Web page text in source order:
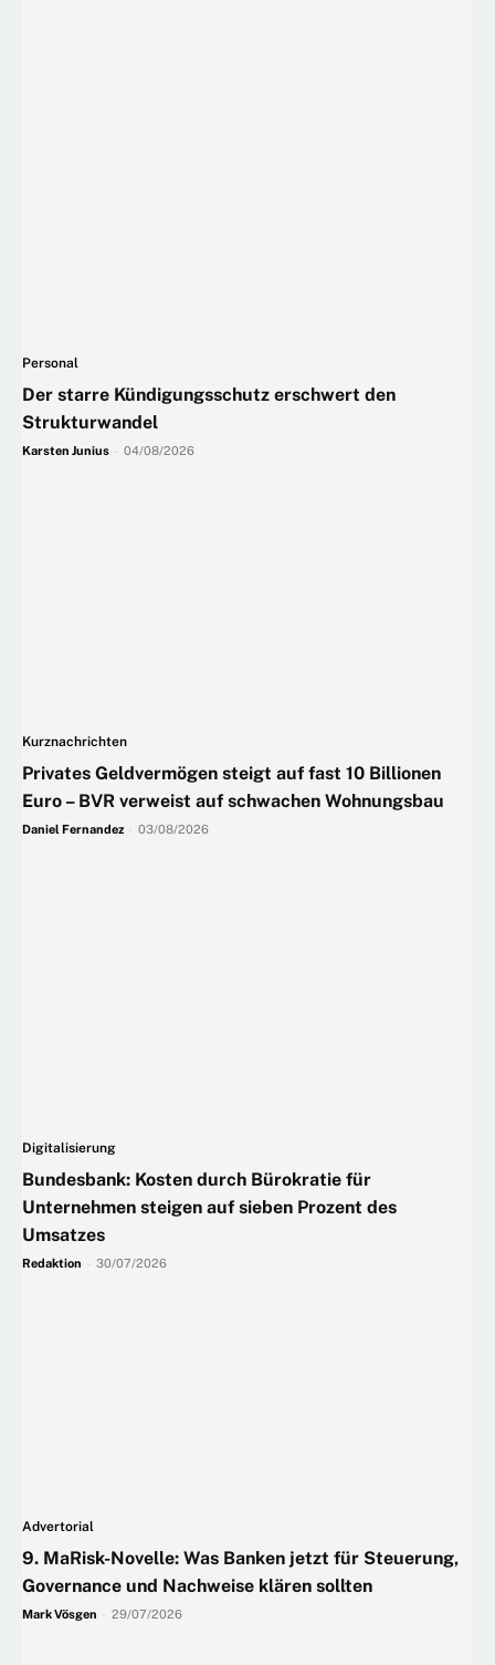
Personal
Der starre Kündigungsschutz erschwert den
Strukturwandel
Karsten Junius 04/08/2026
Kurznachrichten
Privates Geldvermögen steigt auf fast 10 Billionen
Euro – BVR verweist auf schwachen Wohnungsbau
Daniel Fernandez 03/08/2026
Digitalisierung
Bundesbank: Kosten durch Bürokratie für
Unternehmen steigen auf sieben Prozent des
Umsatzes
Redaktion 30/07/2026
Advertorial
9. MaRisk-Novelle: Was Banken jetzt für Steuerung,
Governance und Nachweise klären sollten
Mark Vösgen 29/07/2026